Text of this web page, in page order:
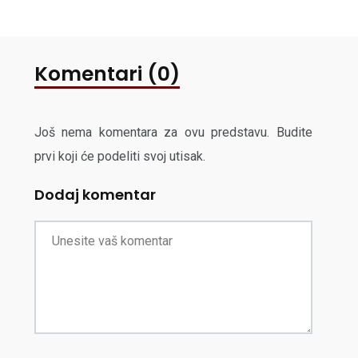
Komentari (0)
Još nema komentara za ovu predstavu. Budite
prvi koji će podeliti svoj utisak.
Dodaj komentar